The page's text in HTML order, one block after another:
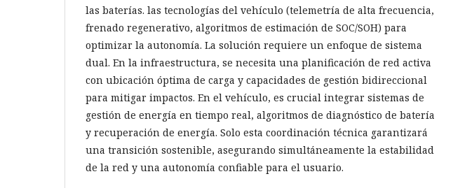
las baterías. las tecnologías del vehículo (telemetría de alta frecuencia,
frenado regenerativo, algoritmos de estimación de SOC/SOH) para
optimizar la autonomía. La solución requiere un enfoque de sistema
dual. En la infraestructura, se necesita una planificación de red activa
con ubicación óptima de carga y capacidades de gestión bidireccional
para mitigar impactos. En el vehículo, es crucial integrar sistemas de
gestión de energía en tiempo real, algoritmos de diagnóstico de batería
y recuperación de energía. Solo esta coordinación técnica garantizará
una transición sostenible, asegurando simultáneamente la estabilidad
de la red y una autonomía confiable para el usuario.